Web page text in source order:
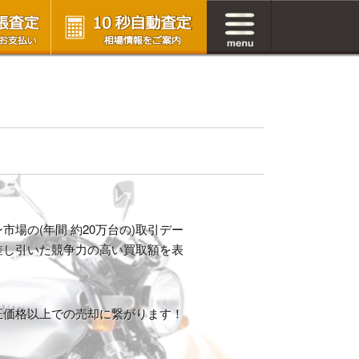
場の(年間 約20万台の)取引デー
引いた競争力の高い買取額を表
格以上での売却に繋がります！